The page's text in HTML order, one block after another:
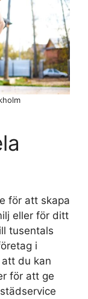
för att skapa
eller för ditt
tusentals
i
du kan
för att ge